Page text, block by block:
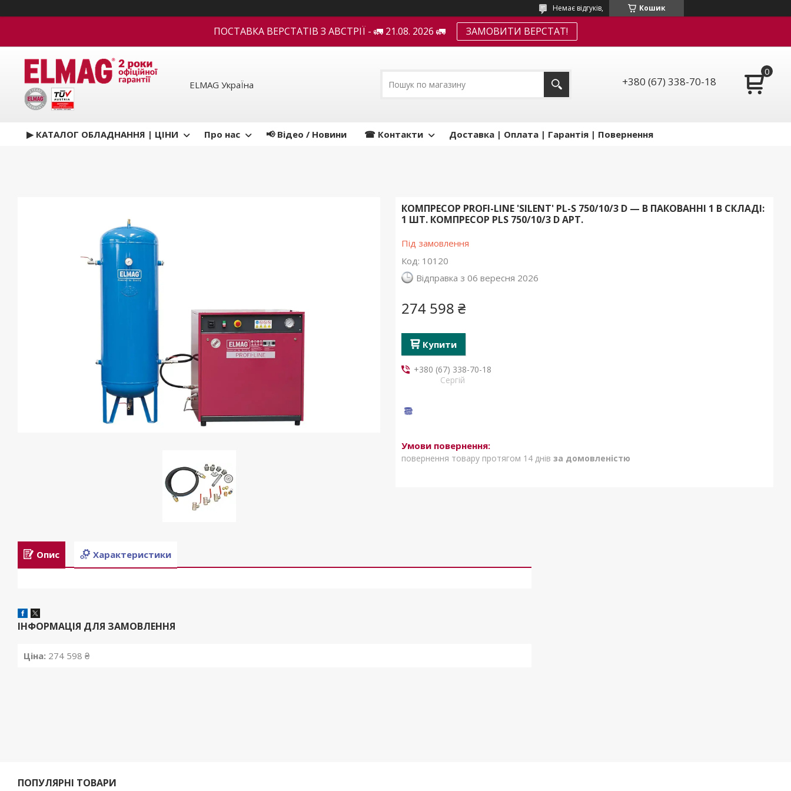
Кошик
Немає відгуків,
ПОСТАВКА ВЕРСТАТІВ З АВСТРІЇ - 🚛 21.08. 2026 🚛 ЗАМОВИТИ ВЕРСТАТ!
ELMAG УкраЇна +380 (67) 338-70-18
▶ КАТАЛОГ ОБЛАДНАННЯ | ЦІНИ Про нас 📢 Відео / Новини ☎ Контакти Доставка | Оплата | Гарантія | Повернення
КОМПРЕСОР PROFI-LINE 'SILENT' PL-S 750/10/3 D — В ПАКОВАННІ 1 В СКЛАДІ:
1 ШТ. КОМПРЕСОР PLS 750/10/3 D АРТ.
Під замовлення
Код: 10120
Відправка з 06 вересня 2026
274 598 ₴
Купити
+380 (67) 338-70-18
Сергій
повернення товару протягом 14 днів за домовленістю
Опис Характеристики
ІНФОРМАЦІЯ ДЛЯ ЗАМОВЛЕННЯ
Ціна: 274 598 ₴
ПОПУЛЯРНІ ТОВАРИ